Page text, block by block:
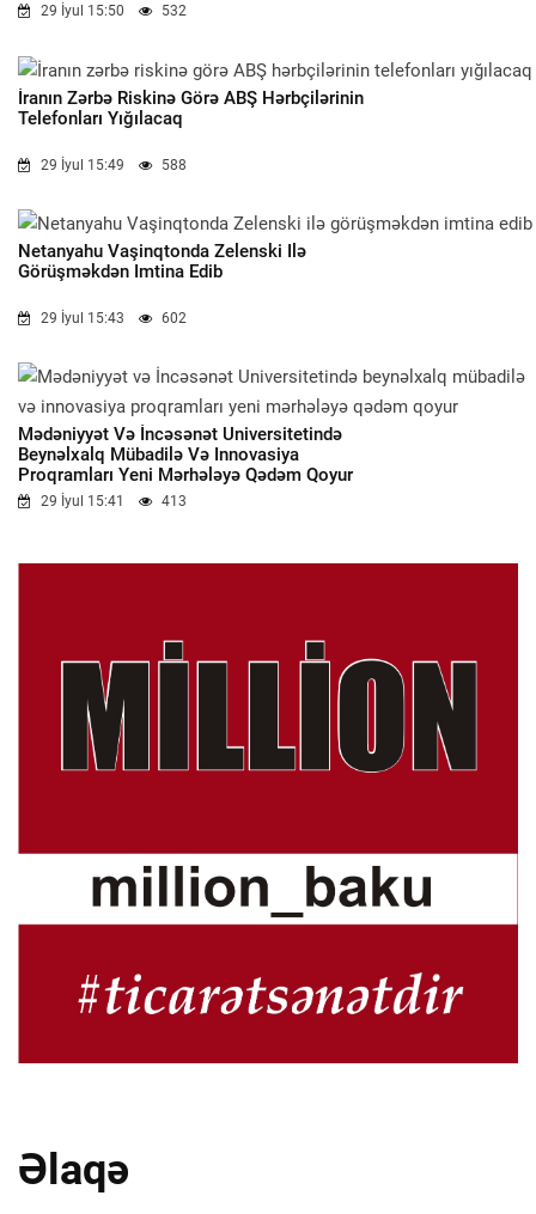
29 İyul 15:50 532
İranın Zərbə Riskinə Görə ABŞ Hərbçilərinin
Telefonları Yığılacaq
29 İyul 15:49 588
Netanyahu Vaşinqtonda Zelenski Ilə
Görüşməkdən Imtina Edib
29 İyul 15:43 602
Mədəniyyət Və İncəsənət Universitetində
Beynəlxalq Mübadilə Və Innovasiya
Proqramları Yeni Mərhələyə Qədəm Qoyur
29 İyul 15:41 413
Əlaqə